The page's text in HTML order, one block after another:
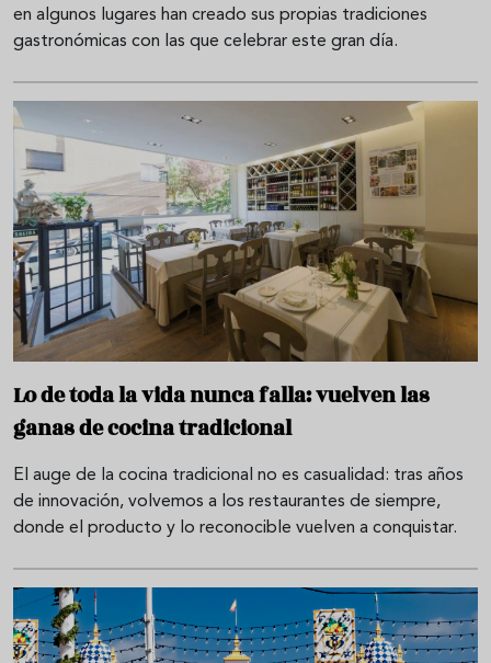
en algunos lugares han creado sus propias tradiciones
gastronómicas con las que celebrar este gran día.
Lo de toda la vida nunca falla: vuelven las
ganas de cocina tradicional
El auge de la cocina tradicional no es casualidad: tras años
de innovación, volvemos a los restaurantes de siempre,
donde el producto y lo reconocible vuelven a conquistar.